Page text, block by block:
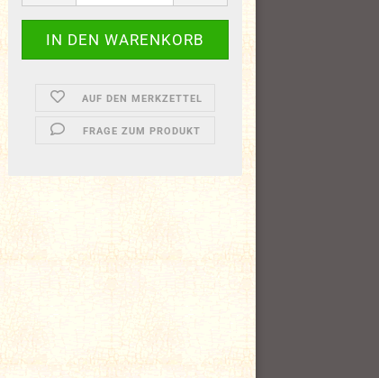
AUF DEN MERKZETTEL
FRAGE ZUM PRODUKT